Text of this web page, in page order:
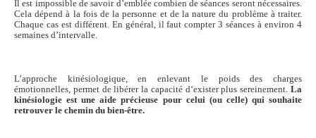
Il est impossible de savoir d’emblée combien de séances seront nécessaires.
Cela dépend à la fois de la personne et de la nature du problème à traiter.
Chaque cas est différent. En général, il faut compter 3 séances à environ 4
semaines d’intervalle.
L’approche kinésiologique, en enlevant le poids des charges
émotionnelles, permet de libérer la capacité d‘exister plus sereinement. La
kinésiologie est une aide précieuse pour celui (ou celle) qui souhaite
retrouver le chemin du bien-être.